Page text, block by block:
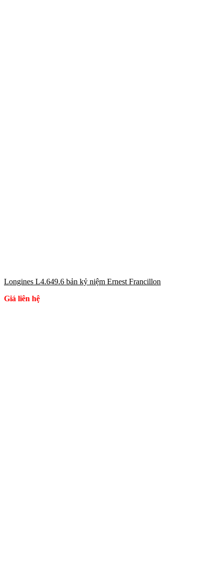
Longines L4.649.6 bản kỷ niệm Ernest Francillon
Giá liên hệ